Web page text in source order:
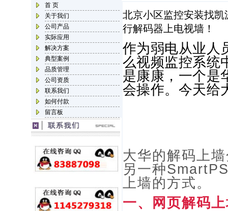
首 页
关于我们
公司产品
实际应用
解决方案
典型案例
品质管理
公司资质
联系我们
如何付款
留言板
北京小区监控安装找
行解码器上电视墙！
作为弱电从业人
么视频监控系统
是康康，一个是
会操作。今天给
大华的解码上
另一种
上墙的方式。
一、网页解码